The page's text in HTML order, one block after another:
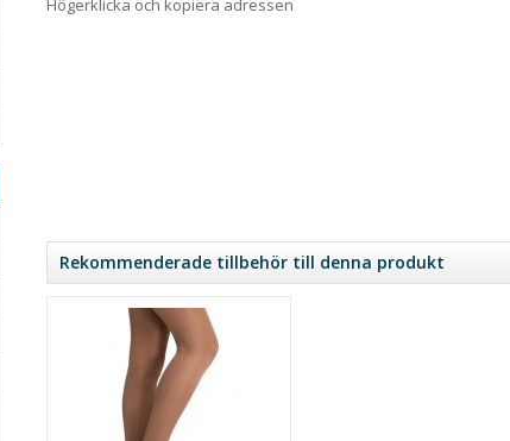
Högerklicka och kopiera adressen
Rekommenderade tillbehör till denna produkt